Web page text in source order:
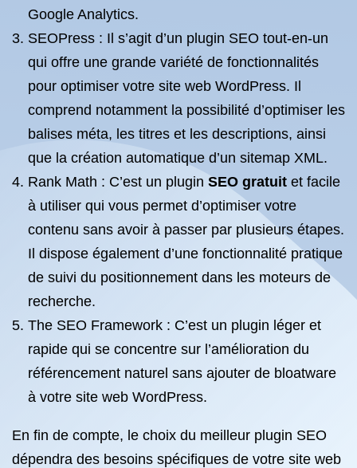
Google Analytics.
SEOPress : Il s’agit d’un plugin SEO tout-en-un
qui offre une grande variété de fonctionnalités
pour optimiser votre site web WordPress. Il
comprend notamment la possibilité d’optimiser les
balises méta, les titres et les descriptions, ainsi
que la création automatique d’un sitemap XML.
Rank Math : C’est un plugin SEO gratuit et facile
à utiliser qui vous permet d’optimiser votre
contenu sans avoir à passer par plusieurs étapes.
Il dispose également d’une fonctionnalité pratique
de suivi du positionnement dans les moteurs de
recherche.
The SEO Framework : C’est un plugin léger et
rapide qui se concentre sur l’amélioration du
référencement naturel sans ajouter de bloatware
à votre site web WordPress.
En fin de compte, le choix du meilleur plugin SEO
dépendra des besoins spécifiques de votre site web